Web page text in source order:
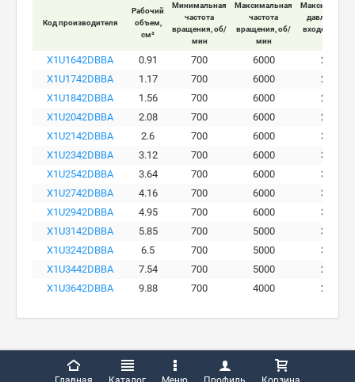
Код производителя
Рабочий
объем,
см³
Минимальная
частота
вращения, об/
мин
Максимальная
частота
вращения, об/
мин
давление на
входе
X1U1642DBBA 0.91 700 6000
280
X1U1742DBBA
1.17 700 6000
290
X1U1842DBBA
1.56 700 6000
290
X1U2042DBBA
2.08 700 6000
290
X1U2142DBBA
2.6 700 6000
300
X1U2342DBBA
3.12 700 6000
300
X1U2542DBBA
3.64 700 6000
300
X1U2742DBBA
4.16 700 6000
300
X1U2942DBBA
4.95 700 6000
300
X1U3142DBBA
5.85 700 5000
300
X1U3242DBBA
6.5 700 5000
300
X1U3442DBBA
7.54 700 5000
260
X1U3642DBBA
9.88 700 4000 230